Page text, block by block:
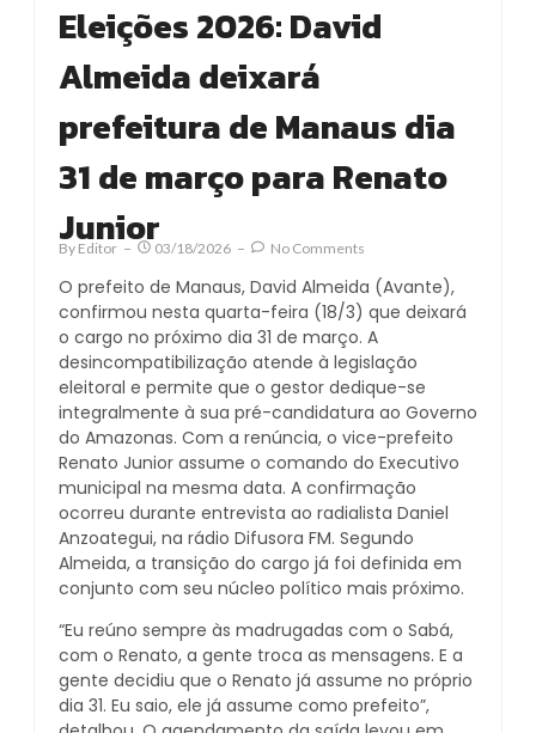
Eleições 2026: David
Almeida deixará
prefeitura de Manaus dia
31 de março para Renato
Junior
By Editor 03/18/2026 No Comments
O prefeito de Manaus, David Almeida (Avante),
confirmou nesta quarta-feira (18/3) que deixará
o cargo no próximo dia 31 de março. A
desincompatibilização atende à legislação
eleitoral e permite que o gestor dedique-se
integralmente à sua pré-candidatura ao Governo
do Amazonas. Com a renúncia, o vice-prefeito
Renato Junior assume o comando do Executivo
municipal na mesma data. A confirmação
ocorreu durante entrevista ao radialista Daniel
Anzoategui, na rádio Difusora FM. Segundo
Almeida, a transição do cargo já foi definida em
conjunto com seu núcleo político mais próximo.
“Eu reúno sempre às madrugadas com o Sabá,
com o Renato, a gente troca as mensagens. E a
gente decidiu que o Renato já assume no próprio
dia 31. Eu saio, ele já assume como prefeito”,